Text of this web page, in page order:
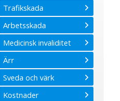
Trafikskada
Arbetsskada
Medicinsk invaliditet
Ärr
Sveda och värk
Kostnader